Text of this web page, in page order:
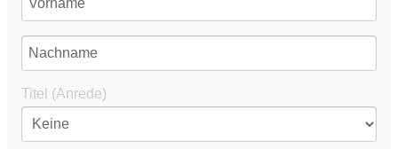
Titel (Anrede)